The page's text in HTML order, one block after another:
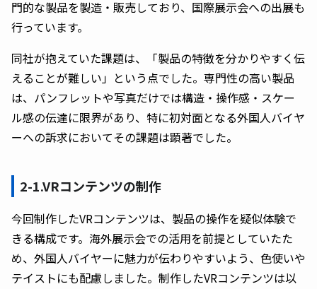
門的な製品を製造・販売しており、国際展示会への出展も
行っています。
同社が抱えていた課題は、「製品の特徴を分かりやすく伝
えることが難しい」という点でした。専門性の高い製品
は、パンフレットや写真だけでは構造・操作感・スケー
ル感の伝達に限界があり、特に初対面となる外国人バイヤ
ーへの訴求においてその課題は顕著でした。
2-1.VRコンテンツの制作
今回制作したVRコンテンツは、製品の操作を疑似体験で
きる構成です。海外展示会での活用を前提としていたた
め、外国人バイヤーに魅力が伝わりやすいよう、色使いや
テイストにも配慮しました。制作したVRコンテンツは以